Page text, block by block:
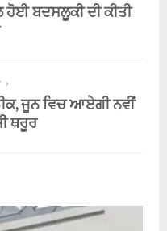
ਹੋਈ ਬਦਸਲੂਕੀ ਦੀ ਕੀਤੀ
ਜੂਨ ਵਿਚ ਆਏਗੀ ਨਵੀਂ
ਥਰੂਰ